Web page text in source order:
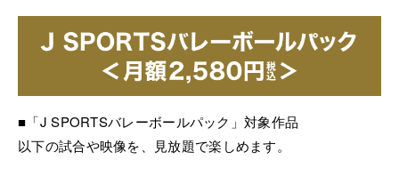
■「J SPORTSバレーボールパック」対象作品
以下の試合や映像を、見放題で楽しめます。